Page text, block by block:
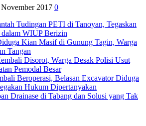
November 2017 0
Tudingan PETI di Tanoyan, Tegaskan
WIUP Berizin
Kian Masif di Gunung Tagin, Warga
Tangan
Disorot, Warga Desak Polisi Usut
Pemodal Besar
Beroperasi, Belasan Excavator Diduga
Hukum Dipertanyakan
Drainase di Tabang dan Solusi yang Tak